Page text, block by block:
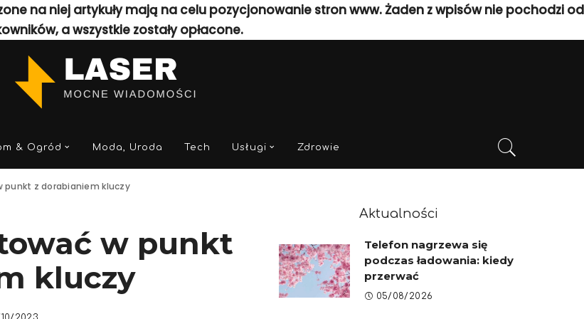
na niej artykuły mają na celu pozycjonowanie stron www. Żaden z wpisów nie pochodzi od
a wszystkie zostały opłacone.
& Ogród Moda, Uroda Tech Usługi Zdrowie
punkt z dorabianiem kluczy
w punkt
kluczy
Aktualności
Telefon nagrzewa się
podczas ładowania: kiedy
przerwać
05/08/2026